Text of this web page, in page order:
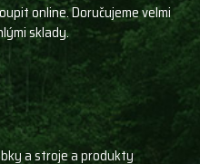
online. Doručujeme velmi
sklady.
a stroje a produkty